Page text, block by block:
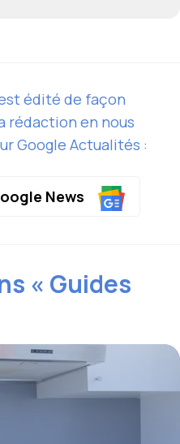
édité de façon
rédaction en nous
Google Actualités :
News
« Guides